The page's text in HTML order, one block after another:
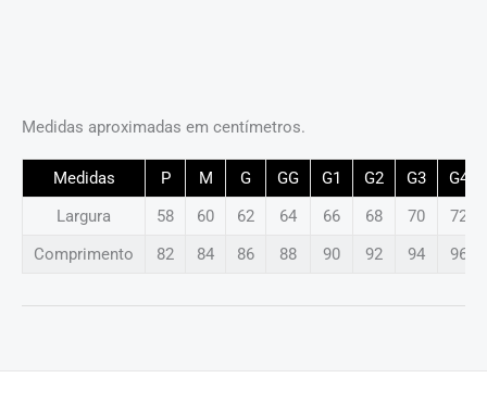
Medidas aproximadas em centímetros.
Medidas P M G GG G1 G2 G3
G4
Largura
58 60 62 64 66 68 70
72
Comprimento
82 84 86 88 90 92 94 96